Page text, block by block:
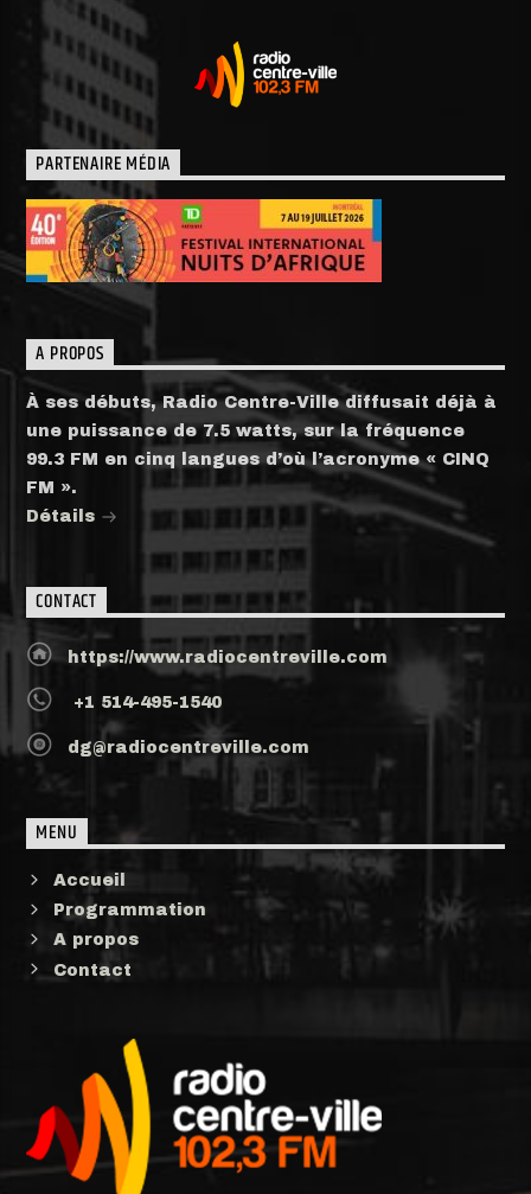
PARTENAIRE MÉDIA
A PROPOS
À ses débuts, Radio Centre-Ville diffusait déjà à
une puissance de 7.5 watts, sur la fréquence
99.3 FM en cinq langues d’où l’acronyme « CINQ
FM ».
Détails
CONTACT
https://www.radiocentreville.com
+1 514-495-1540
dg@radiocentreville.com
MENU
Accueil
Programmation
A propos
Contact